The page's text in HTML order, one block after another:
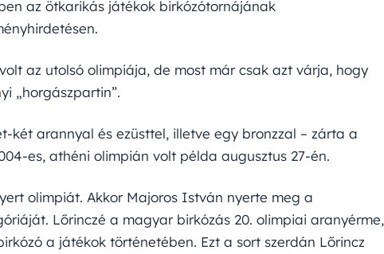
az ötkarikás játékok birkózótornájának
az utolsó olimpiája, de most már csak azt várja, hogy
„horgászpartin”.
két arannyal és ezüsttel, illetve egy bronzzal – zárta a
es, athéni olimpián volt példa augusztus 27-én.
olimpiát. Akkor Majoros István nyerte meg a
Lőrinczé a magyar birkózás 20. olimpiai aranyérme,
a játékok történetében. Ezt a sort szerdán Lőrincz